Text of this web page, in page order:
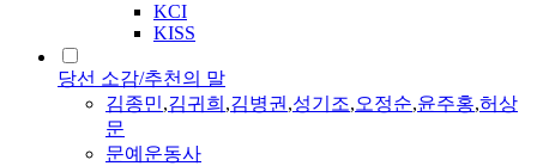
KCI
KISS
당선 소감/추천의 말
김종민,김귀희 ,김병권,성기조,오정순,윤주홍,허상
문
문예운동사